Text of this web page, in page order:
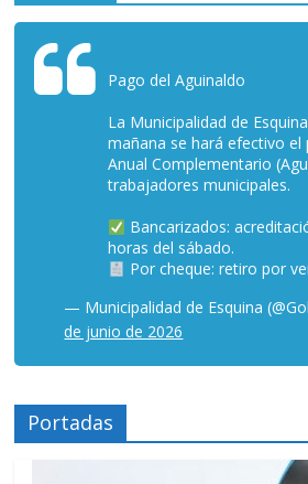
Pago del Aguinaldo
La Municipalidad de
mañana se hará efectivo el
Anual Complementario
trabajadores municipales.
Bancarizados:
horas del sábado.
Por cheque: retiro por
— Municipalidad de Esquina
de junio de 2026
Portadas